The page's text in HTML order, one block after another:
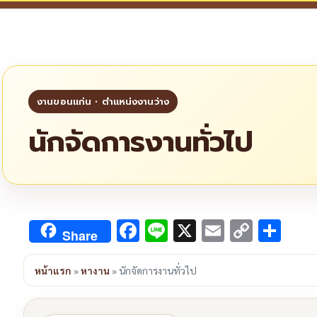
นักจัดการงานทั่วไป
Share Facebook
Line
X Email
Copy
Link
หน้าแรก »หางาน » นักจัดการงานทั่วไป